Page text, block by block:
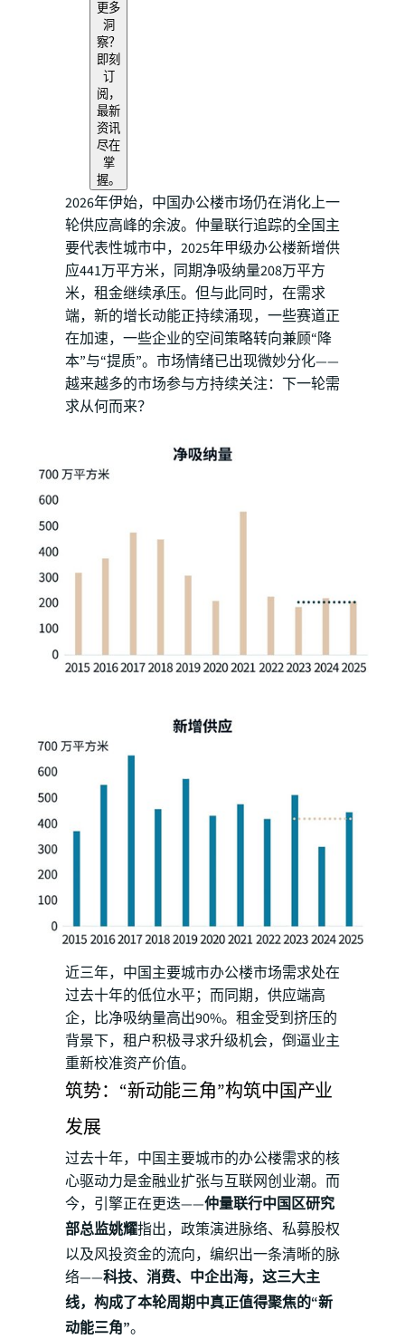
更多
洞
察？
即刻
订
阅，
最新
资讯
尽在
掌
握。
2026年伊始，中国办公楼市场仍在消化上一
轮供应高峰的余波。仲量联行追踪的全国主
要代表性城市中，2025年甲级办公楼新增供
应441万平方米，同期净吸纳量208万平方
米，租金继续承压。但与此同时，在需求
端，新的增长动能正持续涌现，一些赛道正
在加速，一些企业的空间策略转向兼顾“降
本”与“提质”。市场情绪已出现微妙分化——
越来越多的市场参与方持续关注：下一轮需
求从何而来？
近三年，中国主要城市办公楼市场需求处在
过去十年的低位水平；而同期，供应端高
企，比净吸纳量高出90%。租金受到挤压的
背景下，租户积极寻求升级机会，倒逼业主
重新校准资产价值。
筑势：“新动能三角”构筑中国产业
发展
过去十年，中国主要城市的办公楼需求的核
心驱动力是金融业扩张与互联网创业潮。而
今，引擎正在更迭——仲量联行中国区研究
部总监姚耀指出，政策演进脉络、私募股权
以及风投资金的流向，编织出一条清晰的脉
络——科技、消费、中企出海，这三大主
线，构成了本轮周期中真正值得聚焦的“新
动能三角”。